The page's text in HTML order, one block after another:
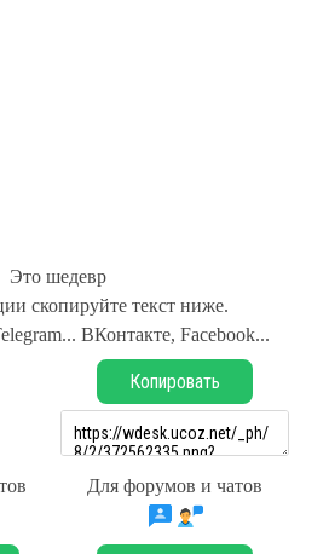
Это шедевр
скопируйте текст ниже.
ВКонтакте, Facebook...
Копировать
Для форумов и чатов